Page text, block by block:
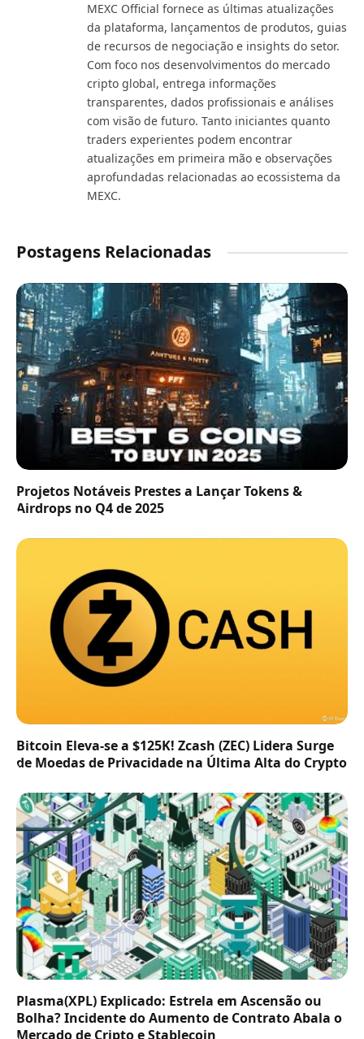
MEXC Official fornece as últimas atualizações
da plataforma, lançamentos de produtos, guias
de recursos de negociação e insights do setor.
Com foco nos desenvolvimentos do mercado
cripto global, entrega informações
transparentes, dados profissionais e análises
com visão de futuro. Tanto iniciantes quanto
traders experientes podem encontrar
atualizações em primeira mão e observações
aprofundadas relacionadas ao ecossistema da
MEXC.
Postagens Relacionadas
Projetos Notáveis Prestes a Lançar Tokens &
Airdrops no Q4 de 2025
Bitcoin Eleva-se a $125K! Zcash (ZEC) Lidera Surge
de Moedas de Privacidade na Última Alta do Crypto
Plasma(XPL) Explicado: Estrela em Ascensão ou
Bolha? Incidente do Aumento de Contrato Abala o
Mercado de Cripto e Stablecoin